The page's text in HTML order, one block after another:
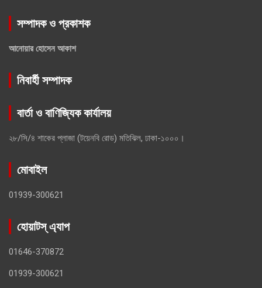
সম্পাদক ও প্রকাশক
আনোয়ার হোসেন আকাশ
নিবার্হী সম্পাদক
বার্তা ও বাণিজ্যিক কার্যালয়
২৮/সি/৪ শাকের প্লাজা (টয়েনবি রোড) মতিঝিল, ঢাকা-১০০০।
মোবাইল
01939-300621
হোয়াটস্ এ্যাপ
01646-370872
01939-300621